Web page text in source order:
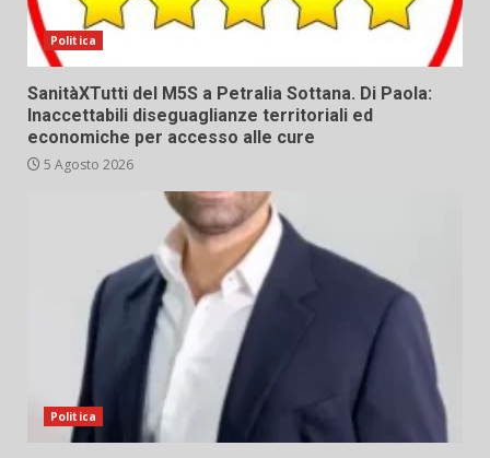
Politica
SanitàXTutti del M5S a Petralia Sottana. Di Paola:
Inaccettabili diseguaglianze territoriali ed
economiche per accesso alle cure
5 Agosto 2026
Politica